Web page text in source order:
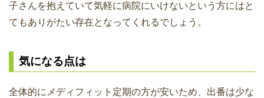
子さんを抱えていて気軽に病院にいけないという方にはと
てもありがたい存在となってくれるでしょう。
気になる点は
全体的にメディフィット定期の方が安いため、出番は少な